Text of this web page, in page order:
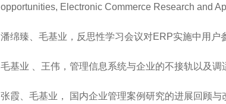
opportunities, Electronic Commerce Research and
潘绵臻、毛基业，反思性学习会议对ERP实施中用
毛基业 、王伟，管理信息系统与企业的不接轨以及
张霞、毛基业， 国内企业管理案例研究的进展回顾